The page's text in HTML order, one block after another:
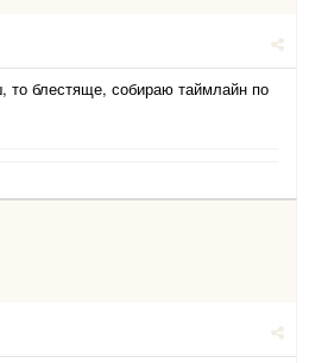
то блестяще, собираю таймлайн по